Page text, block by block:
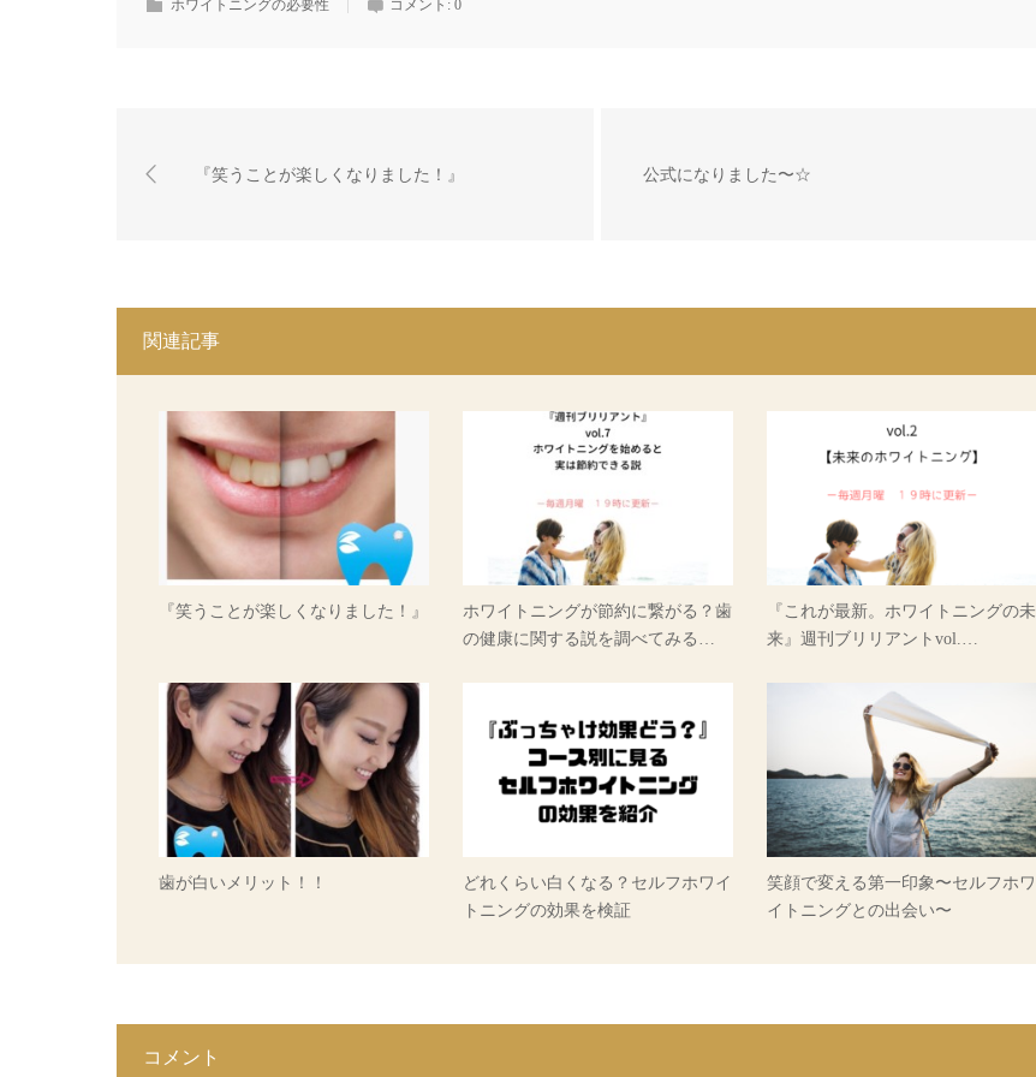
ホワイトニングの必要性 コメント: 0
『笑うことが楽しくなりました！』 公式になりました〜☆
関連記事
『笑うことが楽しくなりました！』
ホワイトニングが節約に繋がる？歯
の健康に関する説を調べてみる…
『これが最新。ホワイトニングの未
来』週刊ブリリアントvol.…
歯が白いメリット！！
どれくらい白くなる？セルフホワイ
トニングの効果を検証
笑顔で変える第一印象〜セルフホワ
イトニングとの出会い〜
コメント